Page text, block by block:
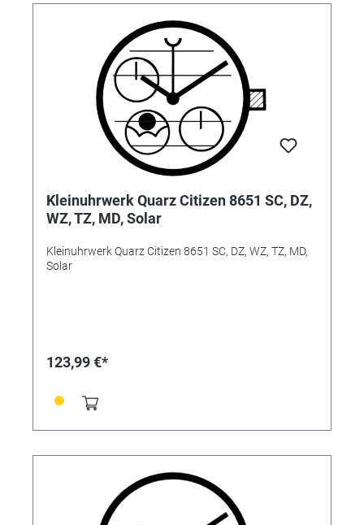
Kleinuhrwerk Quarz Citizen 8651 SC, DZ,
WZ, TZ, MD, Solar
Kleinuhrwerk Quarz Citizen 8651 SC, DZ, WZ, TZ, MD,
Solar
123,99 €*